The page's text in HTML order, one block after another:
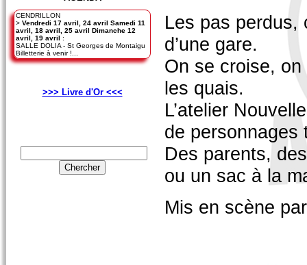
Les pas perdus,
d’une gare.
On se croise,
les quais.
L’atelier
de personnages
Des parents,
ou un sac à la
Mis en scène
CENDRILLON
> Vendredi 17 avril, 24 avril Samedi 11
avril, 18 avril, 25 avril Dimanche 12
avril, 19 avril :
SALLE DOLIA - St Georges de Montaigu
Billetterie à venir !...
>>> Livre d'Or <<<